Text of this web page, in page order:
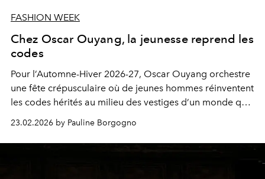
FASHION WEEK
Chez Oscar Ouyang, la jeunesse reprend les
codes
Pour l’Automne-Hiver 2026-27, Oscar Ouyang orchestre
une fête crépusculaire où de jeunes hommes réinventent
les codes hérités au milieu des vestiges d’un monde qui
23.02.2026 by Pauline Borgogno